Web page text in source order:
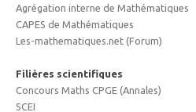
Agrégation interne de Mathématiques
CAPES de Mathématiques
Les-mathematiques.net (Forum)
Filières scientifiques
Concours Maths CPGE (Annales)
SCEI